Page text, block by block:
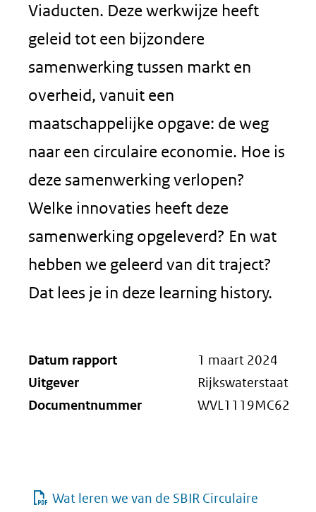
Viaducten. Deze werkwijze heeft
geleid tot een bijzondere
samenwerking tussen markt en
overheid, vanuit een
maatschappelijke opgave: de weg
naar een circulaire economie. Hoe is
deze samenwerking verlopen?
Welke innovaties heeft deze
samenwerking opgeleverd? En wat
hebben we geleerd van dit traject?
Dat lees je in deze learning history.
Datum rapport
1 maart 2024
Uitgever
Rijkswaterstaat
Documentnummer
WVL1119MC62
Wat leren we van de SBIR Circulaire